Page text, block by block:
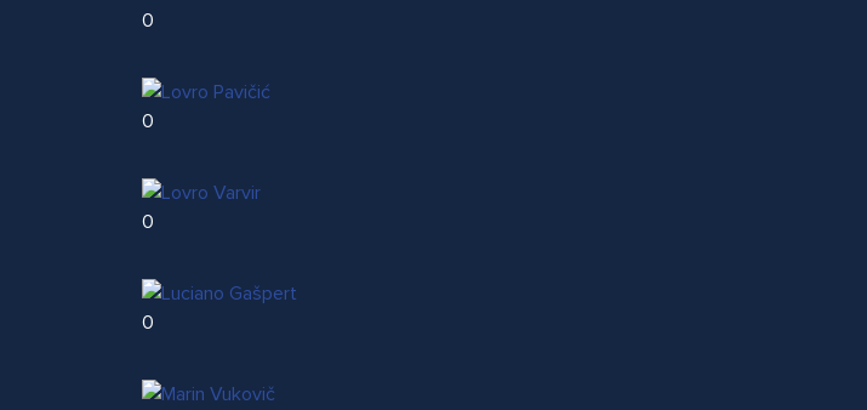
0
0
0
0